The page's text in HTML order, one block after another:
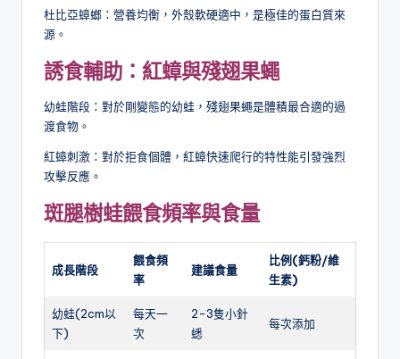
杜比亞蟑螂：營養均衡，外殼軟硬適中，是極佳的蛋白質來
源。
誘食輔助：紅蟑與殘翅果蠅
幼蛙階段：對於剛變態的幼蛙，殘翅果蠅是體積最合適的過
渡食物。
紅蟑刺激：對於拒食個體，紅蟑快速爬行的特性能引發強烈
攻擊反應。
斑腿樹蛙餵食頻率與食量
成長階段
餵食頻
率
建議食量
比例(鈣粉/維
生素)
幼蛙(2cm以
下)
每天一
次
2-3隻小針
蟋
每次添加